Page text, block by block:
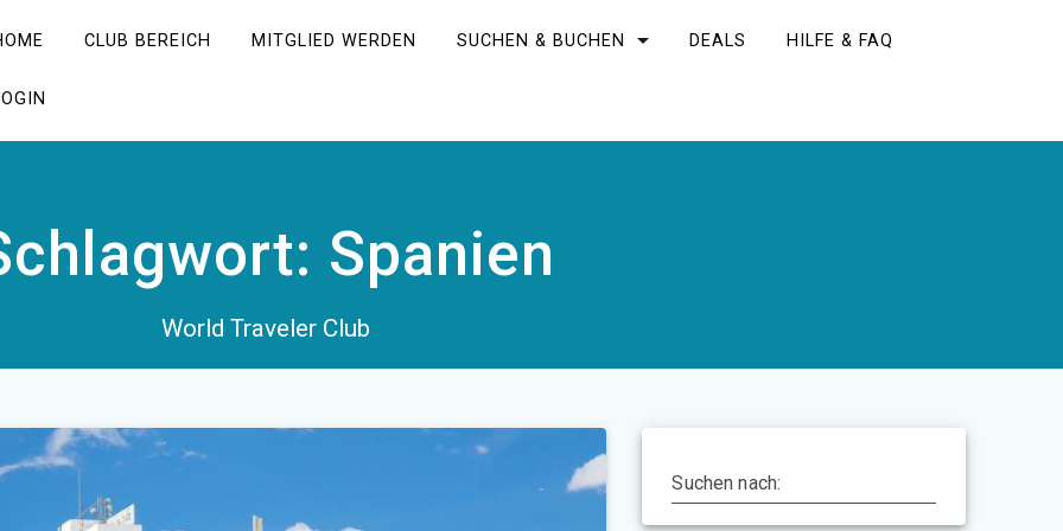
CLUB BEREICH MITGLIED WERDEN SUCHEN & BUCHEN DEALS HILFE & FAQ
Spanien
World Traveler Club
Suchen nach: